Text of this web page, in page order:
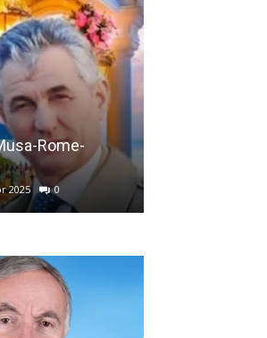
Rome-
2025 0